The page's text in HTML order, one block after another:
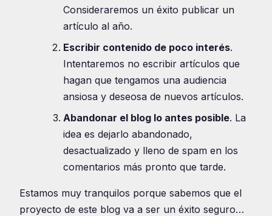
Consideraremos un éxito publicar un
artículo al año.
Escribir contenido de poco interés.
Intentaremos no escribir artículos que
hagan que tengamos una audiencia
ansiosa y deseosa de nuevos artículos.
Abandonar el blog lo antes posible. La
idea es dejarlo abandonado,
desactualizado y lleno de spam en los
comentarios más pronto que tarde.
Estamos muy tranquilos porque sabemos que el
proyecto de este blog va a ser un éxito seguro…